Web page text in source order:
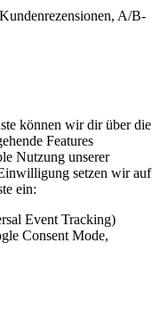
A/B-
können wir dir über die
Features
Nutzung unserer
setzen wir auf
ein:
Event Tracking)
Consent Mode,